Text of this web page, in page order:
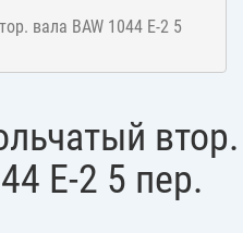
вала BAW 1044 E-2 5
втор.
E-2 5 пер.